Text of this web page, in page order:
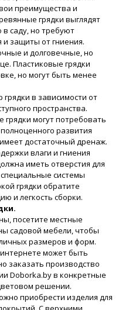
преимущества и
грядки выглядят
в саду, но требуют
и защиты от гниения.
и долговечные, но
Пластиковые грядки
но могут быть менее
в зависимости от
пространства.
грядки могут потребовать
развития
достаточный дренаж.
влаги и гниения
иметь отверстия для
системы
грядки обратите
и легкость сборки.
посетите местные
садовой мебели, чтобы
размеров и форм.
может быть
заказать производство
Doborka.by в конкретные
решении.
приобрести изделия для